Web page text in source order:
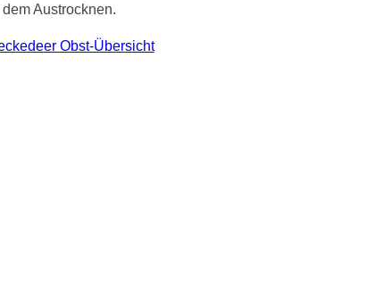
Austrocknen.
Obst-Übersicht